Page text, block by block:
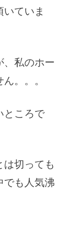
ていま
、私のホー
。。。
ところで
切っても
でも人気沸